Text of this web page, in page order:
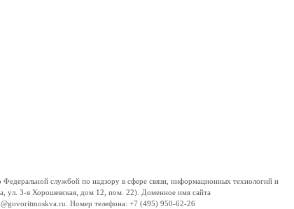
службой по надзору в сфере связи, информационных технологий и
ул. 3-я Хорошевская, дом 12, пом. 22). Доменное имя сайта
Номер телефона: +7 (495) 950-62-26